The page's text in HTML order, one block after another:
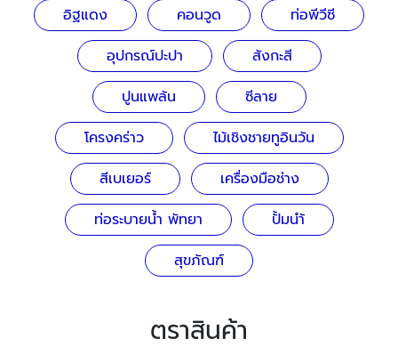
อิฐแดง
คอนวูด
ท่อพีวีซี
อุปกรณ์ปะปา
สังกะสี
ปูนแพล้น
ซีลาย
โครงคร่าว
ไม้เชิงชายทูอินวัน
สีเบเยอร์
เครื่องมือช่าง
ท่อระบายน้ำ พัทยา
ปั้มนำ้
สุขภัณฑ์
ตราสินค้า